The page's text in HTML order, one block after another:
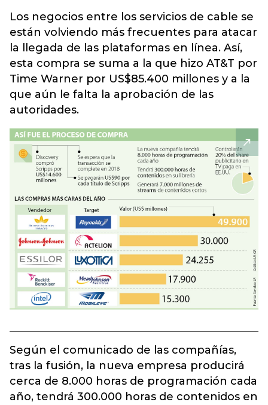
Los negocios entre los servicios de cable se
están volviendo más frecuentes para atacar
la llegada de las plataformas en línea. Así,
esta compra se suma a la que hizo AT&T por
Time Warner por US$85.400 millones y a la
que aún le falta la aprobación de las
autoridades.
Según el comunicado de las compañías,
tras la fusión, la nueva empresa producirá
cerca de 8.000 horas de programación cada
año, tendrá 300.000 horas de contenidos en